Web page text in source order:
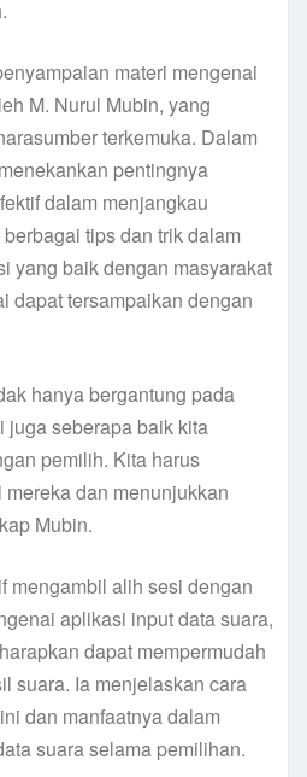
materi mengenai
M. Nurul Mubin, yang
terkemuka. Dalam
pentingnya
dalam menjangkau
tips dan trik dalam
yang baik dengan masyarakat
dapat tersampaikan dengan
hanya bergantung pada
juga seberapa baik kita
pemilih. Kita harus
dan menunjukkan
Mubin.
mengambil alih sesi dengan
aplikasi input data suara,
dapat mempermudah
suara. Ia menjelaskan cara
dan manfaatnya dalam
suara selama pemilihan.